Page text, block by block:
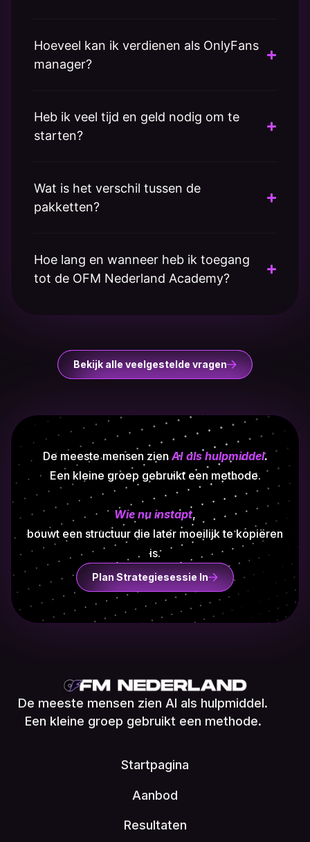
Hoeveel kan ik verdienen als OnlyFans
manager?
Heb ik veel tijd en geld nodig om te
starten?
Wat is het verschil tussen de
pakketten?
Hoe lang en wanneer heb ik toegang
tot de OFM Nederland Academy?
Bekijk alle veelgestelde vragen
De meeste mensen zienAI als hulpmiddel.
Een kleine groep gebruikt een methode.
Wie nu instapt,
bouwt een structuur die later moeilijk te kopiëren
is.
Plan Strategiesessie In
De meeste mensen zien AI als hulpmiddel.
Een kleine groep gebruikt een methode.
Startpagina
Aanbod
Resultaten